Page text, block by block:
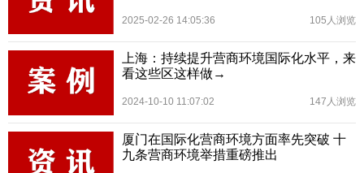
2025-02-26 14:05:36 105人浏览
上海：持续提升营商环境国际化水平，来
看这些区这样做→
2024-10-10 11:07:02 147人浏览
厦门在国际化营商环境方面率先突破 十
九条营商环境举措重磅推出